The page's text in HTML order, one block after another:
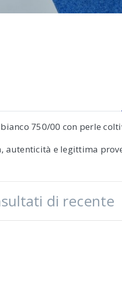
750/00 con perle
autenticità e legittima
di recente